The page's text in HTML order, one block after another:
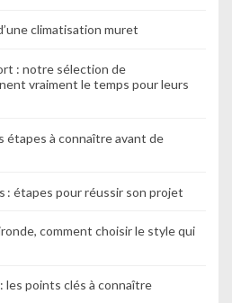
climatisation muret
: notre sélection de
vraiment le temps pour leurs
étapes à connaître avant de
: étapes pour réussir son projet
comment choisir le style qui
les points clés à connaître